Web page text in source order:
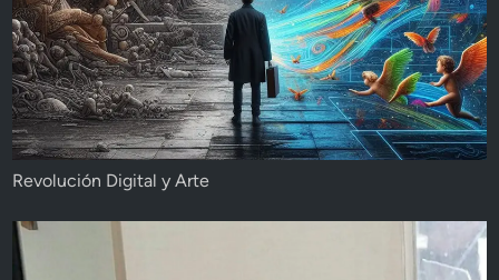
Revolución Digital y Arte